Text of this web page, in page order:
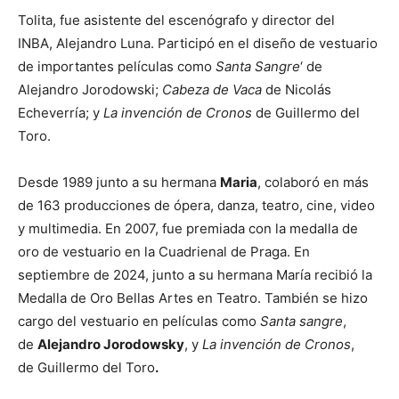
Tolita, fue asistente del escenógrafo y director del
INBA, Alejandro Luna. Participó en el diseño de vestuario
de importantes películas como Santa Sangre‘ de
Alejandro Jorodowski; Cabeza de Vaca de Nicolás
Echeverría; y La invención de Cronos de Guillermo del
Toro.
Desde 1989 junto a su hermana Maria, colaboró en más
de 163 producciones de ópera, danza, teatro, cine, video
y multimedia. En 2007, fue premiada con la medalla de
oro de vestuario en la Cuadrienal de Praga. En
septiembre de 2024, junto a su hermana María recibió la
Medalla de Oro Bellas Artes en Teatro. También se hizo
cargo del vestuario en películas como Santa sangre,
de Alejandro Jorodowsky, y La invención de Cronos,
de Guillermo del Toro.